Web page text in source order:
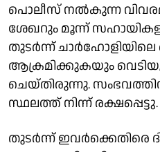
പൊലീസ് നൽകുന്ന
ശേഖറും മൂന്ന്
തുടർന്ന്
ആക്രമിക്കുകയും
ചെയ്തിരുന്നു.
സ്ഥലത്ത് നിന്ന് രക്ഷപ്പെട്ടു.
തുടർന്ന് ഇവർക്കെതിരെ